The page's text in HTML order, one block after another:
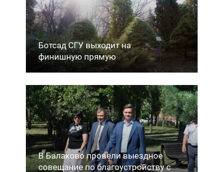
Ботсад СГУ выходит на
финишную прямую
В Балаково провели выездное
совещание по благоустройству с